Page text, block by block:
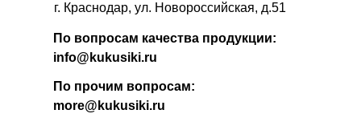
г. Краснодар, ул. Новороссийская, д.51
По вопросам качества продукции:
info@kukusiki.ru
По прочим вопросам:
more@kukusiki.ru